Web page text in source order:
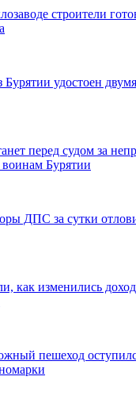
строители
удостоен
перед судом за
Бурятии
ДПС за сутки
как изменились
пешеход